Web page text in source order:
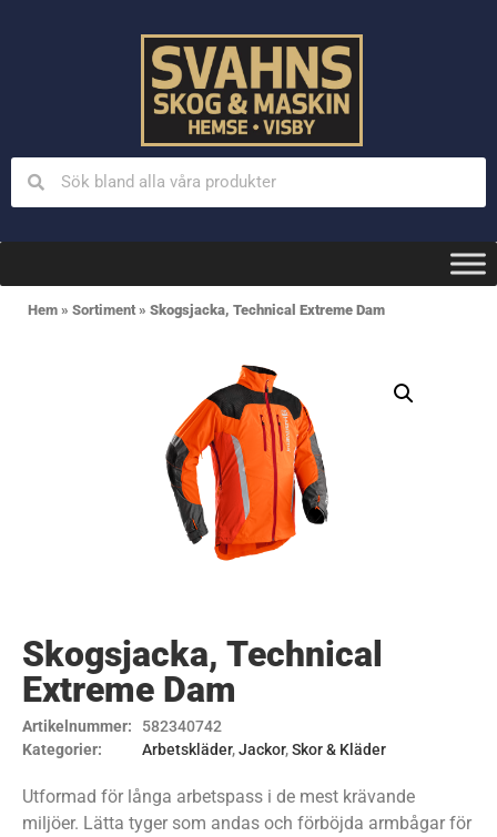
Hem » Sortiment » Skogsjacka, Technical Extreme Dam
Skogsjacka, Technical
Extreme Dam
Artikelnummer:
582340742
Kategorier:
Arbetskläder,Jackor,Skor & Kläder
Utformad för långa arbetspass i de mest krävande
miljöer. Lätta tyger som andas och förböjda armbågar för